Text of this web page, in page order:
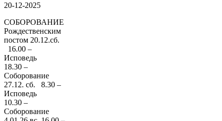
20-12-2025
СОБОРОВАНИЕ
Рождественским
постом 20.12.сб.
16.00 –
Исповедь
18.30 –
Соборование
27.12. сб. 8.30 –
Исповедь
10.30 –
Соборование